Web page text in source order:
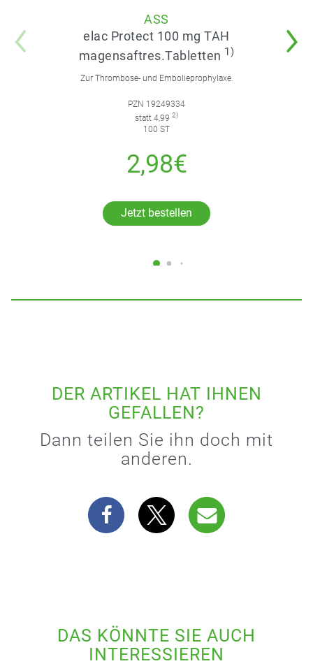
ASS
elac Protect 100 mg TAH
magensaftres.Tabletten 1)
Zur Thrombose- und Embolieprophylaxe.
PZN 19249334
statt 4,99 2)
100 ST
2,98€
Jetzt bestellen
DER ARTIKEL HAT IHNEN
GEFALLEN?
Dann teilen Sie ihn doch mit
anderen.
DAS KÖNNTE SIE AUCH
INTERESSIEREN